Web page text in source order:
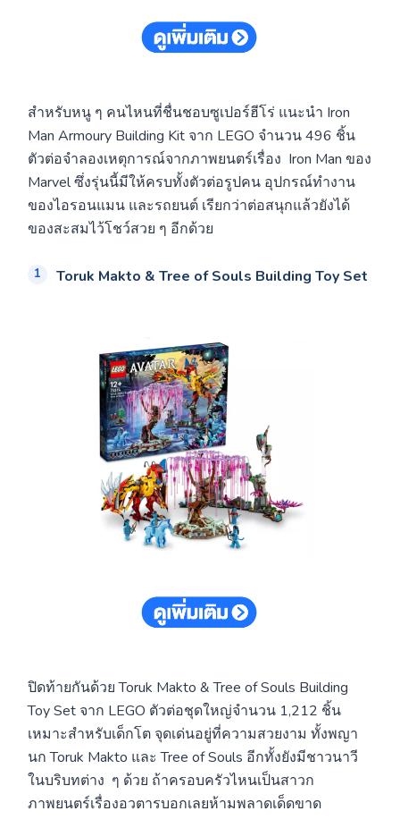
สำหรับหนู ๆ คนไหนที่ชื่นชอบซูเปอร์ฮีโร่ แนะนำ Iron
Man Armoury Building Kit จาก LEGO จำนวน 496 ชิ้น
ตัวต่อจำลองเหตุการณ์จากภาพยนตร์เรื่อง Iron Man ของ
Marvel ซึ่งรุ่นนี้มีให้ครบทั้งตัวต่อรูปคน อุปกรณ์ทำงาน
ของไอรอนแมน และรถยนต์ เรียกว่าต่อสนุกแล้วยังได้
ของสะสมไว้โชว์สวย ๆ อีกด้วย
Toruk Makto & Tree of Souls Building Toy Set
ปิดท้ายกันด้วย Toruk Makto & Tree of Souls Building
Toy Set จาก LEGO ตัวต่อชุดใหญ่จำนวน 1,212 ชิ้น
เหมาะสำหรับเด็กโต จุดเด่นอยู่ที่ความสวยงาม ทั้งพญา
นก Toruk Makto และ Tree of Souls อีกทั้งยังมีชาวนาวี
ในบริบทต่าง ๆ ด้วย ถ้าครอบครัวไหนเป็นสาวก
ภาพยนตร์เรื่องอวตารบอกเลยห้ามพลาดเด็ดขาด